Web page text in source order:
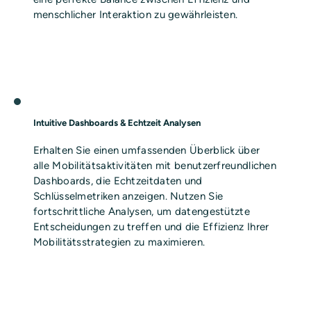
menschlicher Interaktion zu gewährleisten.
Intuitive Dashboards & Echtzeit Analysen
Erhalten Sie einen umfassenden Überblick über
alle Mobilitätsaktivitäten mit benutzerfreundlichen
Dashboards, die Echtzeitdaten und
Schlüsselmetriken anzeigen. Nutzen Sie
fortschrittliche Analysen, um datengestützte
Entscheidungen zu treffen und die Effizienz Ihrer
Mobilitätsstrategien zu maximieren.